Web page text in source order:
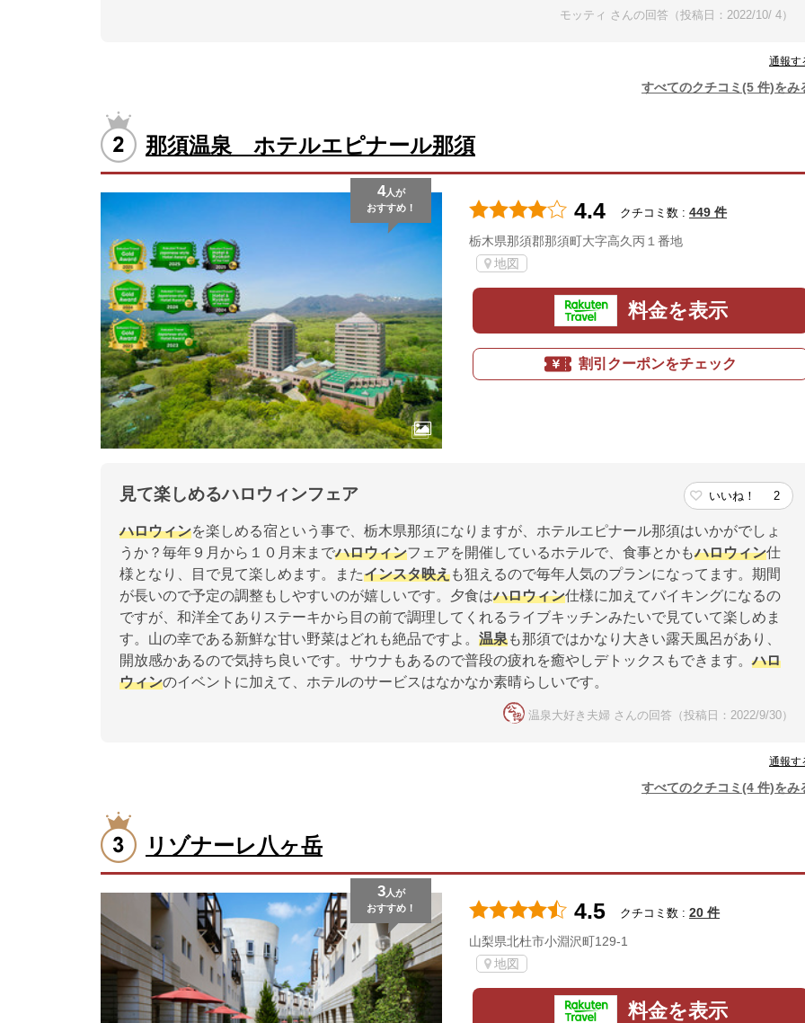
モッティ さんの回答（投稿日：2022/10/ 4）
通報す
すべてのクチコミ(5 件)をみ
那須温泉 ホテルエピナール那須
4人が
おすすめ！
4.4 クチコミ数 : 449 件
栃木県那須郡那須町大字高久丙１番地
地図
料金を表示
割引クーポンをチェック
見て楽しめるハロウィンフェア いいね！ 2
ハロウィンを楽しめる宿という事で、栃木県那須になりますが、ホテルエピナール那須はいかがでしょ
うか？毎年９月から１０月末までハロウィンフェアを開催しているホテルで、食事とかもハロウィン仕
様となり、目で見て楽しめます。またインスタ映えも狙えるので毎年人気のプランになってます。期間
が長いので予定の調整もしやすいのが嬉しいです。夕食はハロウィン仕様に加えてバイキングになるの
ですが、和洋全てありステーキから目の前で調理してくれるライブキッチンみたいで見ていて楽しめま
す。山の幸である新鮮な甘い野菜はどれも絶品ですよ。 温泉も那須ではかなり大きい露天風呂があり、
開放感かあるので気持ち良いです。サウナもあるので普段の疲れを癒やしデトックスもできます。ハロ
ウィンのイベントに加えて、ホテルのサービスはなかなか素晴らしいです。
温泉大好き夫婦 さんの回答（投稿日：2022/9/30）
通報す
すべてのクチコミ(4 件)をみ
リゾナーレ八ヶ岳
3人が
おすすめ！
4.5 クチコミ数 : 20 件
山梨県北杜市小淵沢町129-1
地図
料金を表示